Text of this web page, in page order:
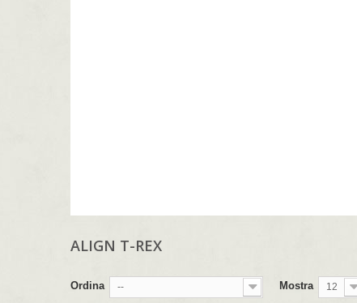
ALIGN T-REX
Ordina -- Mostra 12